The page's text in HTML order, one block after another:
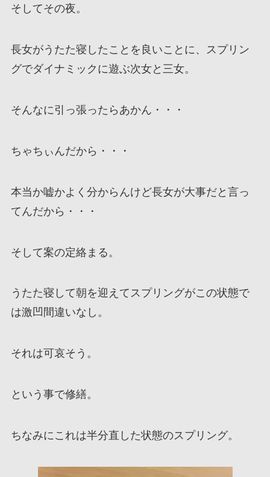
そしてその夜。
長女がうたた寝したことを良いことに、スプリン
グでダイナミックに遊ぶ次女と三女。
そんなに引っ張ったらあかん・・・
ちゃちぃんだから・・・
本当か嘘かよく分からんけど長女が大事だと言っ
てんだから・・・
そして案の定絡まる。
うたた寝して朝を迎えてスプリングがこの状態で
は激凹間違いなし。
それは可哀そう。
という事で修繕。
ちなみにこれは半分直した状態のスプリング。